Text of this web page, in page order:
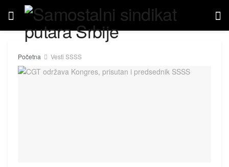
Početna Vesti SSSS